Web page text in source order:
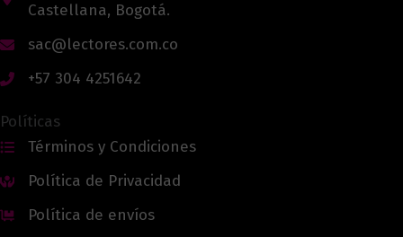
Castellana, Bogotá.
sac@lectores.com.co
+57 304 4251642
Políticas
Términos y Condiciones
Política de Privacidad
Política de envíos